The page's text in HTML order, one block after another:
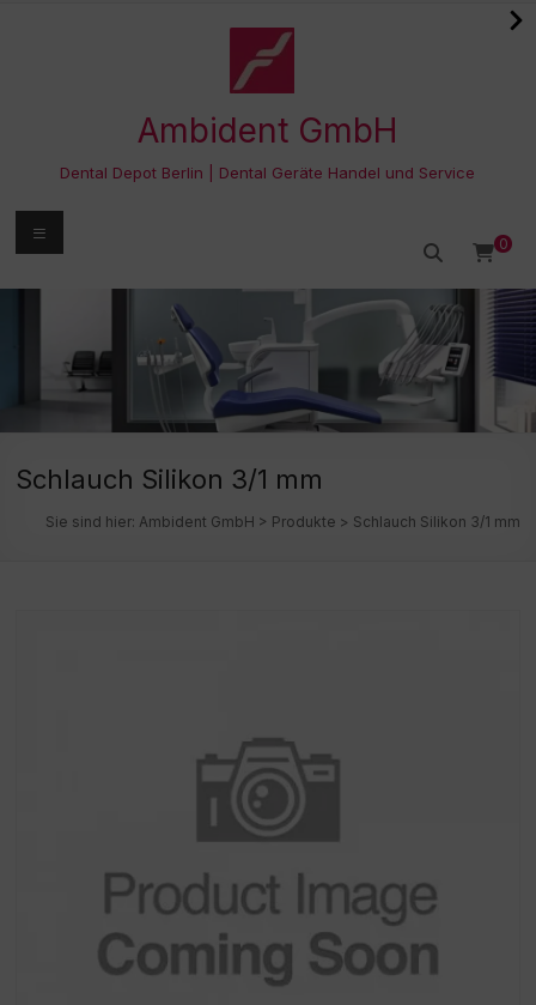
Ambident GmbH
Dental Depot Berlin | Dental Geräte Handel und Service
0
Menü
Schlauch Silikon 3/1 mm
Sie sind hier: Ambident GmbH > Produkte > Schlauch Silikon 3/1 mm